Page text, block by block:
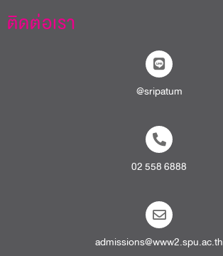
ติดต่อเรา
@sripatum
02 558 6888
admissions@www2.spu.ac.th